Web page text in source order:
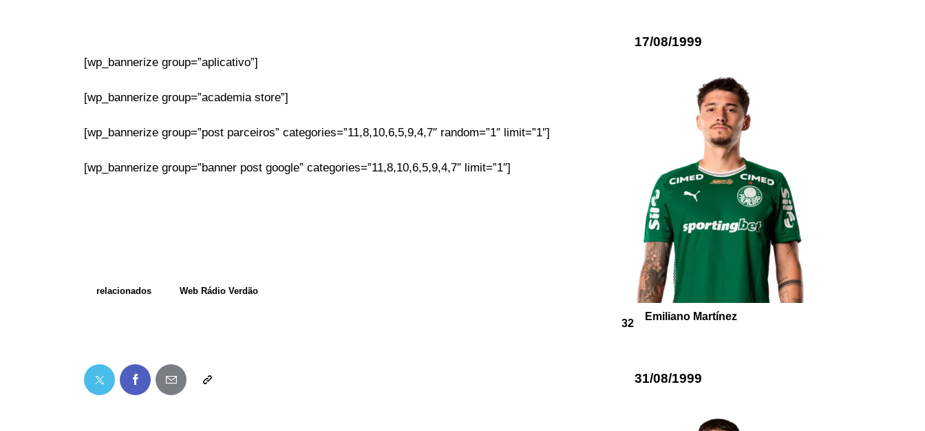
[wp_bannerize group=”aplicativo”]
[wp_bannerize group=”academia store”]
[wp_bannerize group=”post parceiros” categories=”11,8,10,6,5,9,4,7″ random=”1″ limit=”1″]
[wp_bannerize group=”banner post google” categories=”11,8,10,6,5,9,4,7″ limit=”1″]
relacionados Web Rádio Verdão
17/08/1999
32
Emiliano Martínez
31/08/1999